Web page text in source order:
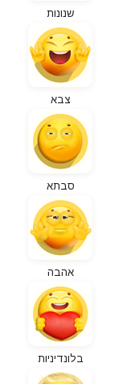
שנונות
צבא
סבתא
אהבה
בלונדיניות